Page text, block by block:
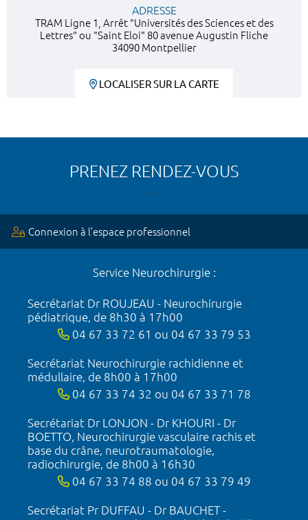
ADRESSE
TRAM Ligne 1, Arrêt "Universités des Sciences et des
Lettres" ou "Saint Eloi" 80 avenue Augustin Fliche
34090 Montpellier
LOCALISER SUR LA CARTE
PRENEZ RENDEZ-VOUS
Connexion à l’espace professionnel
Service Neurochirurgie :
Secrétariat Dr ROUJEAU - Neurochirurgie
pédiatrique, de 8h30 à 17h00
04 67 33 72 61 ou 04 67 33 79 53
Secrétariat Neurochirurgie rachidienne et
médullaire, de 8h00 à 17h00
04 67 33 74 32 ou 04 67 33 71 78
Secrétariat Dr LONJON - Dr KHOURI - Dr
BOETTO, Neurochirurgie vasculaire rachis et
base du crâne, neurotraumatologie,
radiochirurgie, de 8h00 à 16h30
04 67 33 74 88 ou 04 67 33 79 49
Secrétariat Pr DUFFAU - Dr BAUCHET -